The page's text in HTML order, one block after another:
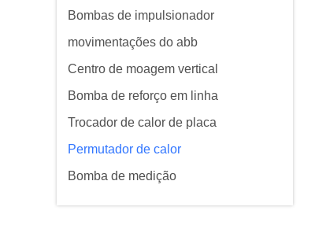
Bombas de impulsionador
movimentações do abb
Centro de moagem vertical
Bomba de reforço em linha
Trocador de calor de placa
Permutador de calor
Bomba de medição